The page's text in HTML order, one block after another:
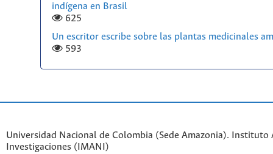
indígena en Brasil
625
Un escritor escribe sobre las plantas medicinales
593
Universidad Nacional de Colombia (Sede Amazonia). Instituto
Investigaciones (IMANI)